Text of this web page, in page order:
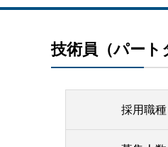
技術員（パー
採用職種